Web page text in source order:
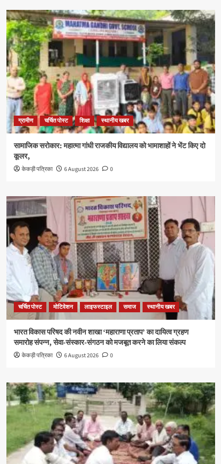
ग्रामीण चर्चित पोस्ट शिक्षा स्थानीय खबर
सामाजिक सरोकार: महात्मा गांधी राजकीय विद्यालय को भामाशाहों ने भेंट किए दो
कूलर,
केकड़ी पत्रिका 6 August 2026 0
चर्चित पोस्ट मोटिवेशन लाइफस्टाइल समाज स्थानीय खबर
भारत विकास परिषद की नवीन शाखा ‘महाराणा प्रताप’ का दायित्व ग्रहण
समारोह संपन्न, सेवा-संस्कार-संगठन को मजबूत करने का लिया संकल्प
केकड़ी पत्रिका 6 August 2026 0